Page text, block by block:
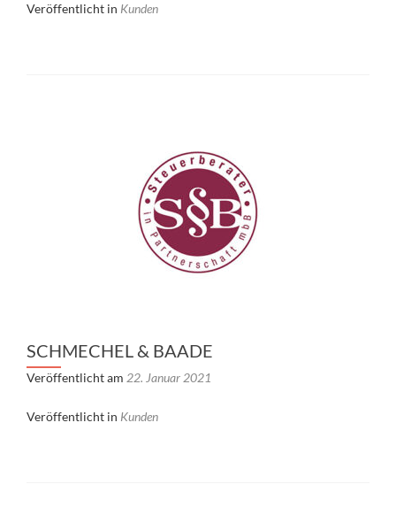
Veröffentlicht in Kunden
SCHMECHEL & BAADE
Veröffentlicht am 22. Januar 2021
Veröffentlicht in Kunden